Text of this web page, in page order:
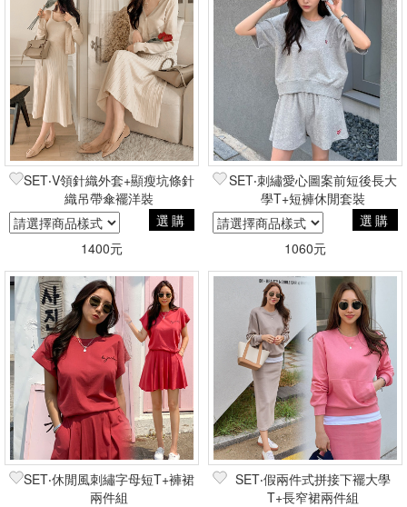
SET‧V領針織外套+顯瘦坑條針
織吊帶傘襬洋裝
選購
1400元
SET‧刺繡愛心圖案前短後長大
學T+短褲休閒套裝
選購
1060元
SET‧休閒風刺繡字母短T+褲裙
兩件組
SET‧假兩件式拼接下襬大學
T+長窄裙兩件組